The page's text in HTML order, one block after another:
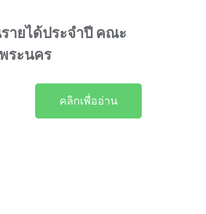
ายได้ประจำปี คณะ
ระนคร
คลิกเพื่ออ่าน